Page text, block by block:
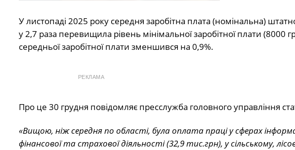
У листопаді 2025 року середня заробітна плата (номінальна)
у 2,7 раза перевищила рівень мінімальної заробітної плати (8000
середньої заробітної плати зменшився на 0,9%.
РЕКЛАМА
Про це 30 грудня повідомляє пресслужба головного управління
«Вищою, ніж середня по області, була оплата праці у сферах
фінансової та страхової діяльності (32,9 тис.грн), у сільському,